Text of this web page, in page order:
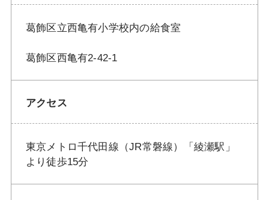
葛飾区立西亀有小学校内の給食室
葛飾区西亀有2-42-1
アクセス
東京メトロ千代田線（JR常磐線）「綾瀬駅」
より徒歩15分